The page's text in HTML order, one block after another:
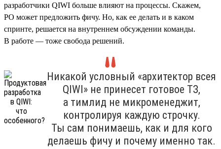
разработчики QIWI больше влияют на процессы. Скажем,
PO может предложить фичу. Но, как ее делать и в каком
спринте, решается на внутреннем обсуждении команды.
В работе — тоже свобода решений.
Никакой условный «архитектор всея
QIWI» не принесет готовое ТЗ,
а тимлид не микроменеджит,
контролируя каждую строчку.
Ты сам понимаешь, как и для кого
делаешь фичу и почему именно так.